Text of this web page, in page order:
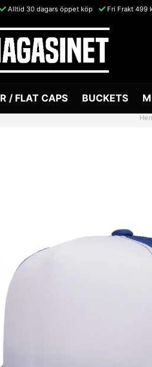
Alltid 30 dagars öppet köp Fri Frakt 499
/ FLAT CAPS BUCKETS